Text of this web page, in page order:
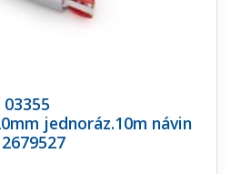
03355
jednoráz.10m návin